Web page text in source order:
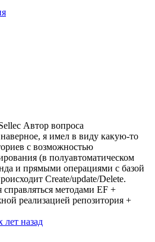
Автор вопроса
я имел в виду какую-то
с возможностью
(в полуавтоматическом
и прямыми операциями с базой
Create/update/Delete.
справляться методами EF +
реализацией репозитория +
лет назад